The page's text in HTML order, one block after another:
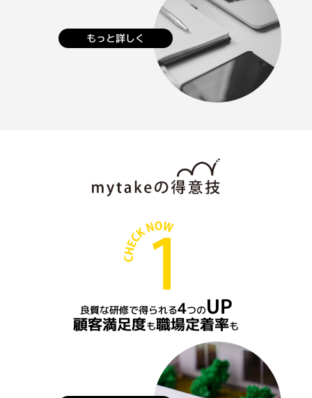
もっと詳しく
良質な研修で得られる4つのUP
顧客満足度も職場定着率も